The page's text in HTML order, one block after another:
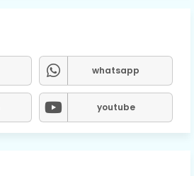
whatsapp
youtube